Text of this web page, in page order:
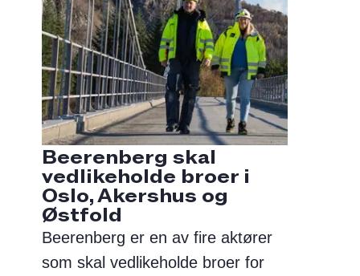
Beerenberg skal
vedlikeholde broer i
Oslo, Akershus og
Østfold
Beerenberg er en av fire aktører
som skal vedlikeholde broer for